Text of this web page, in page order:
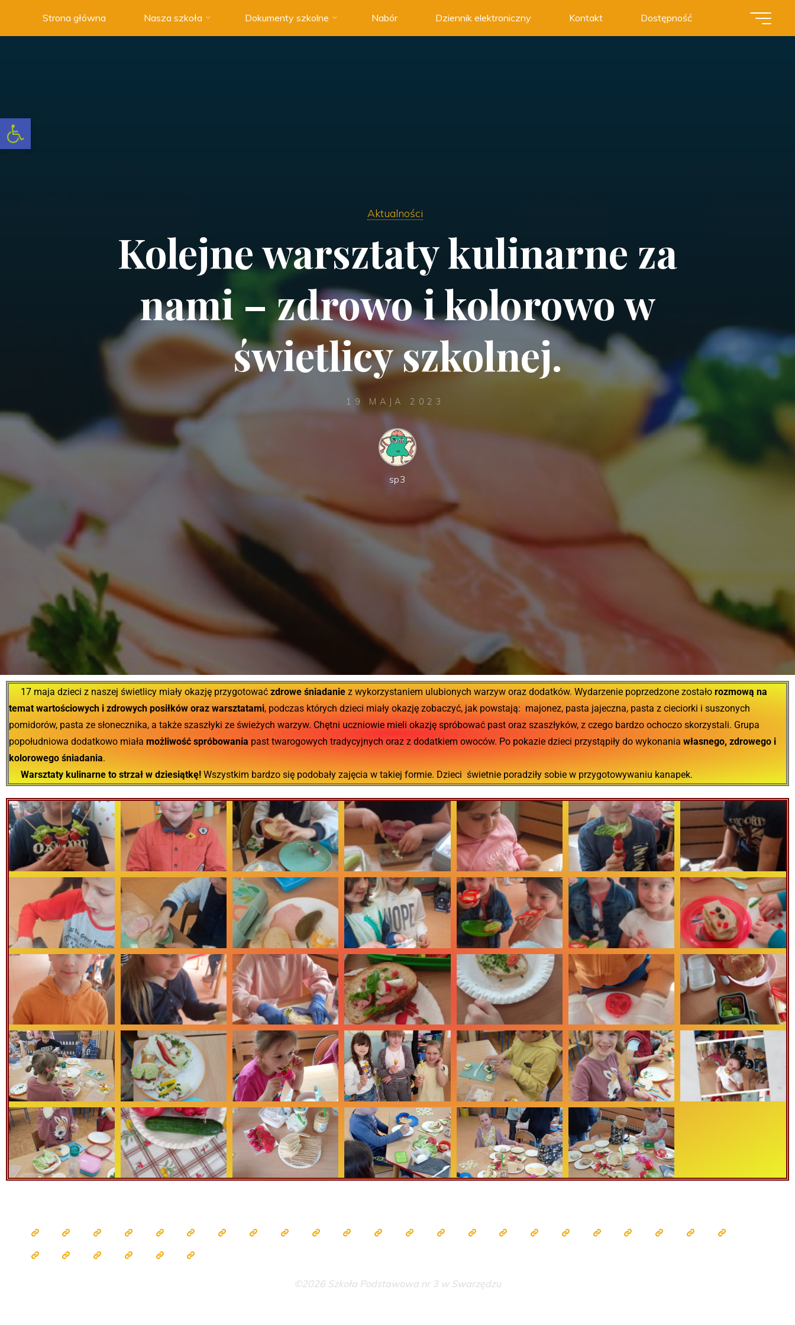
Otwórz pasek narzędzi
Z
Strona główna Nasza szkoła Dokumenty szkolne Nabór Dziennik elektroniczny Kontakt Dostępność
Aktualności
Kolejne warsztaty kulinarne za
nami – zdrowo i kolorowo w
świetlicy szkolnej.
19 MAJA 2023
sp3
17 maja dzieci z naszej świetlicy miały okazję przygotować zdrowe śniadanie z wykorzystaniem ulubionych warzyw oraz dodatków. Wydarzenie poprzedzone zostało rozmową na
temat wartościowych i zdrowych posiłków oraz warsztatami, podczas których dzieci miały okazję zobaczyć, jak powstają: majonez, pasta jajeczna, pasta z cieciorki i suszonych
pomidorów, pasta ze słonecznika, a także szaszłyki ze świeżych warzyw. Chętni uczniowie mieli okazję spróbować past oraz szaszłyków, z czego bardzo ochoczo skorzystali. Grupa
popołudniowa dodatkowo miała możliwość spróbowania past twarogowych tradycyjnych oraz z dodatkiem owoców. Po pokazie dzieci przystąpiły do wykonania własnego, zdrowego i
kolorowego śniadania.
Warsztaty kulinarne to strzał w dziesiątkę! Wszystkim bardzo się podobały zajęcia w takiej formie. Dzieci świetnie poradziły sobie w przygotowywaniu kanapek.
©2026 Szkoła Podstawowa nr 3 w Swarzędzu